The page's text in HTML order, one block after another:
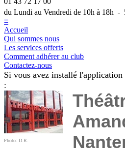
du Lundi au Vendredi de 10h à 18h -
≡
Accueil
Qui sommes nous
Les services offerts
Comment adhérer au club
Contactez-nous
Si vous avez installé l'application
:
Photo: D.R.